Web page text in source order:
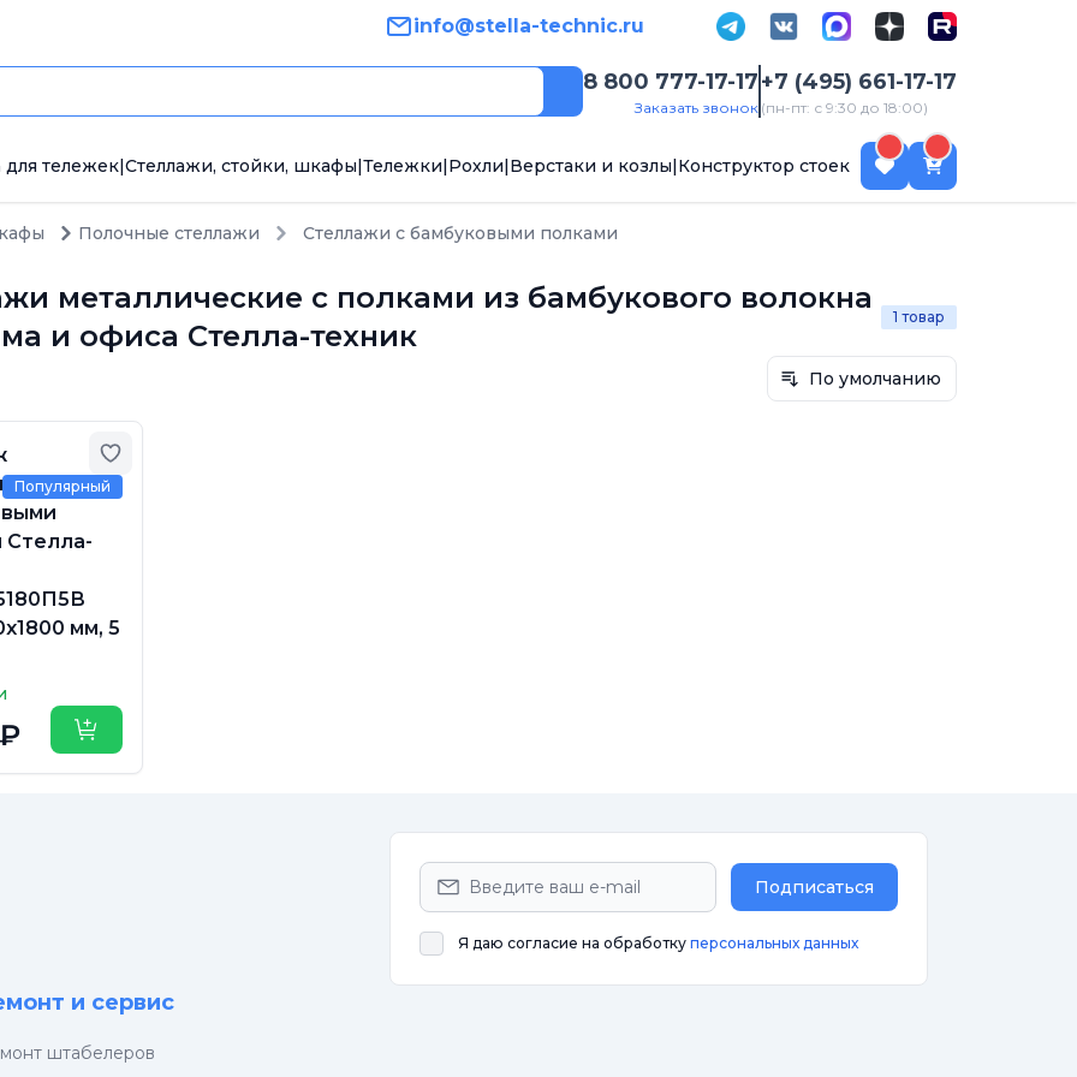
info@stella-technic.ru
8 800 777-17-17
Заказать звонок
+7 (495) 661-17-17
(пн-пт: с 9:30 до 18:00)
для тележек|Стеллажи, стойки, шкафы|Тележки|Рохли|Верстаки и козлы|Конструктор стоек
Полочные стеллажи Стеллажи с бамбуковыми полками
металлические с полками из бамбукового волокна
и офиса Стелла-техник
1 товар
По умолчанию
Добавить в избранное
Популярный
с
Стелла-
мм, 5
Купить
Подписаться
Я даю согласие на обработку персональных данных
и сервис
штабелеров